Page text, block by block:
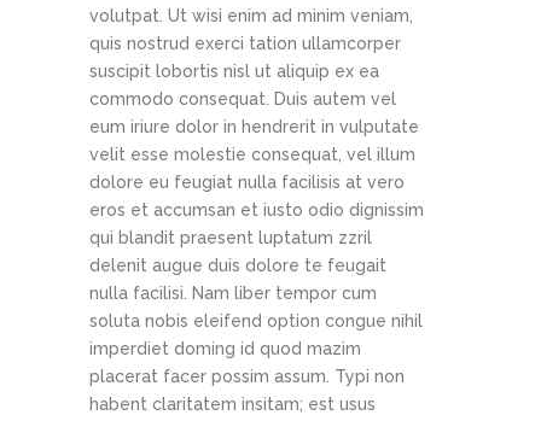
volutpat. Ut wisi enim ad minim veniam,
quis nostrud exerci tation ullamcorper
suscipit lobortis nisl ut aliquip ex ea
commodo consequat. Duis autem vel
eum iriure dolor in hendrerit in vulputate
velit esse molestie consequat, vel illum
dolore eu feugiat nulla facilisis at vero
eros et accumsan et iusto odio dignissim
qui blandit praesent luptatum zzril
delenit augue duis dolore te feugait
nulla facilisi. Nam liber tempor cum
soluta nobis eleifend option congue nihil
imperdiet doming id quod mazim
placerat facer possim assum. Typi non
habent claritatem insitam; est usus